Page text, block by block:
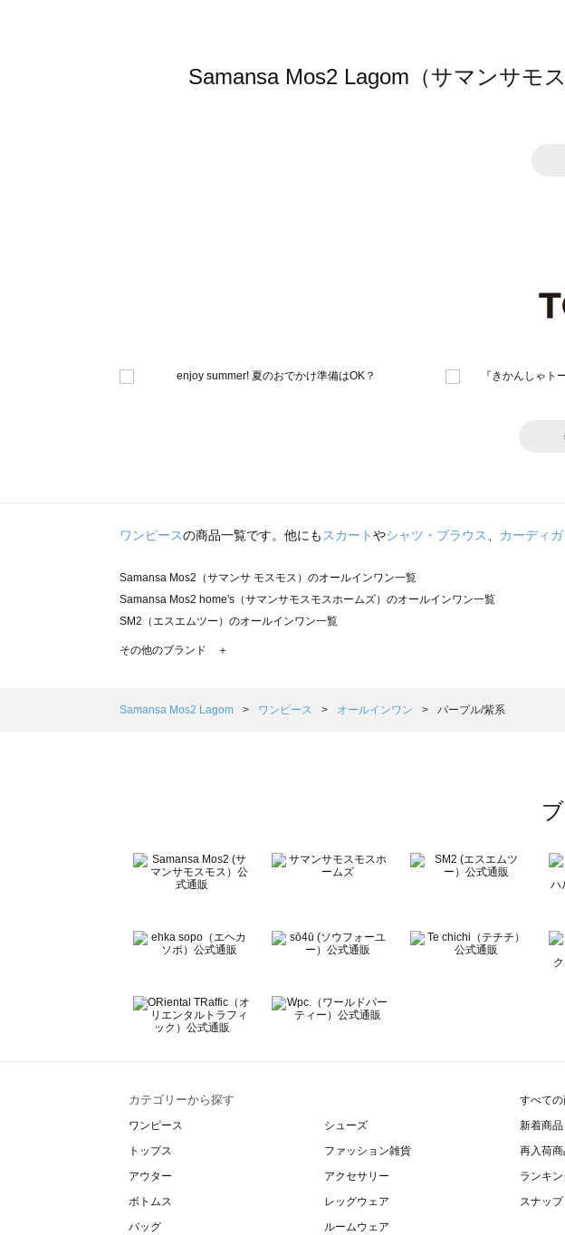
Samansa Mos2 Lagom（サマンサモ
ワンピースの商品一覧です。他にも スカートやシャツ・ブラウス カーディガ
Samansa Mos2（サマンサ モスモス）のオールインワン一覧
Samansa Mos2 home's（サマンサモスモスホームズ）のオールインワン一覧
SM2（エスエムツー）のオールインワン一覧
TSUHARU by Samansa Mos2（ツハルバイサマンサモスモス）のオールインワン一覧
Samansa Mos2 Lagom（サマンサモスモス ラーゴム）のオールインワン一覧
BETTY'S BLUE（べティーズブルー）のオールインワン一覧
Wpc.（ワールドパーティー）のオールインワン一覧
その他のブランド ＋
Samansa Mos2 Lagom ワンピース オールインワン パープル/紫系
カテゴリーから探す
ワンピース
トップス
アウター
ボトムス
バッグ
シューズ
ファッション雑貨
アクセサリー
レッグウェア
ルームウェア
すべて
新着商品
再入荷
ランキ
スナップ